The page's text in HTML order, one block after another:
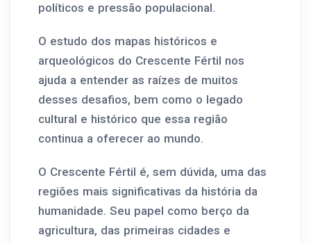
políticos e pressão populacional.
O estudo dos mapas históricos e
arqueológicos do Crescente Fértil nos
ajuda a entender as raízes de muitos
desses desafios, bem como o legado
cultural e histórico que essa região
continua a oferecer ao mundo.
O Crescente Fértil é, sem dúvida, uma das
regiões mais significativas da história da
humanidade. Seu papel como berço da
agricultura, das primeiras cidades e